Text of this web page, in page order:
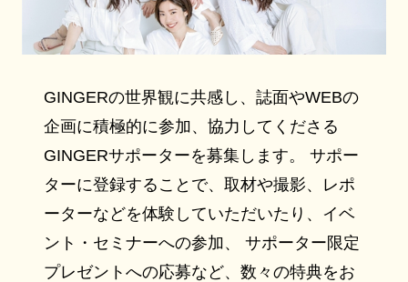
GINGERの世界観に共感し、誌面やWEBの
企画に積極的に参加、協力してくださる
GINGERサポーターを募集します。 サポー
ターに登録することで、取材や撮影、レポ
ーターなどを体験していただいたり、イベ
ント・セミナーへの参加、 サポーター限定
プレゼントへの応募など、数々の特典をお